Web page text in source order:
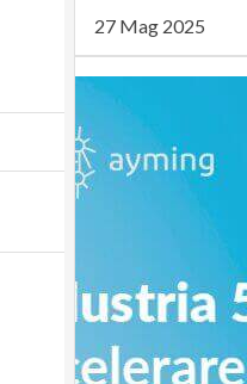
27 Mag 2025